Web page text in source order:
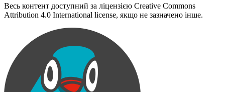
Весь контент доступний за ліцензією Creative Commons
Attribution 4.0 International license, якщо не зазначено інше.